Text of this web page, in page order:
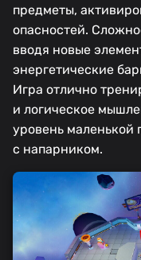
предметы,
опасностей.
вводя новые
энергетические
Игра отлично
и логическое
уровень маленькой
с напарником.